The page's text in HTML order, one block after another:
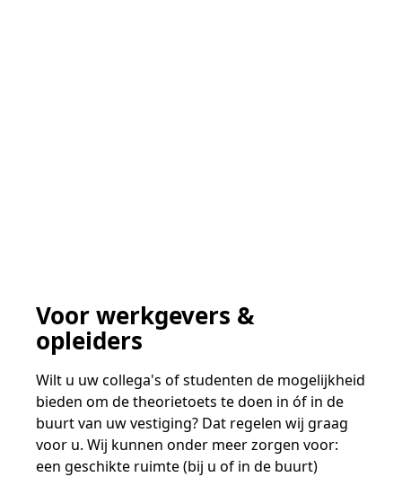
Voor werkgevers &
opleiders
Wilt u uw collega's of studenten de mogelijkheid
bieden om de theorietoets te doen in óf in de
buurt van uw vestiging? Dat regelen wij graag
voor u. Wij kunnen onder meer zorgen voor:
een geschikte ruimte (bij u of in de buurt)